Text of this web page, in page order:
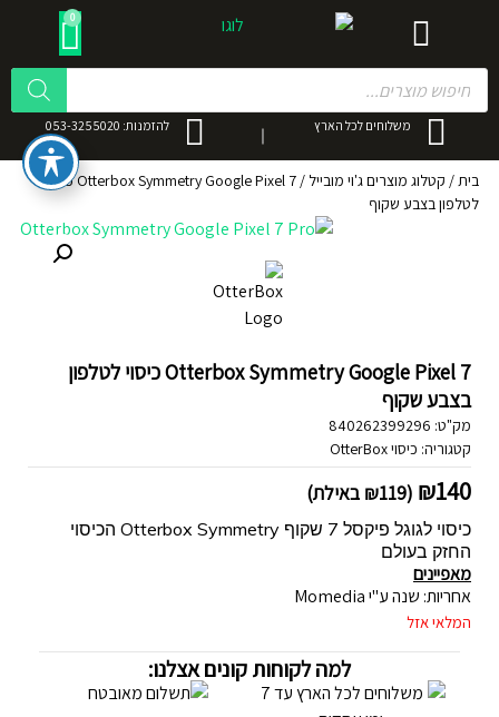
0
משלוחים לכל הארץ להזמנות: 053-3255020
בית/ קטלוג מוצרים ג'וי מובייל /
Otterbox Symmetry Google Pixel 7 כיסוי
לטלפון בצבע שקוף
Otterbox Symmetry Google Pixel 7 כיסוי לטלפון
בצבע שקוף
מק"ט: 840262399296
קטגוריה: כיסוי OtterBox
₪140
(
₪119 באילת)
כיסוי לגוגל פיקסל 7 שקוף Otterbox Symmetry הכיסוי
החזק בעולם
מאפיינים
אחריות: שנה ע"י Momedia
המלאי אזל
למה לקוחות קונים אצלנו: